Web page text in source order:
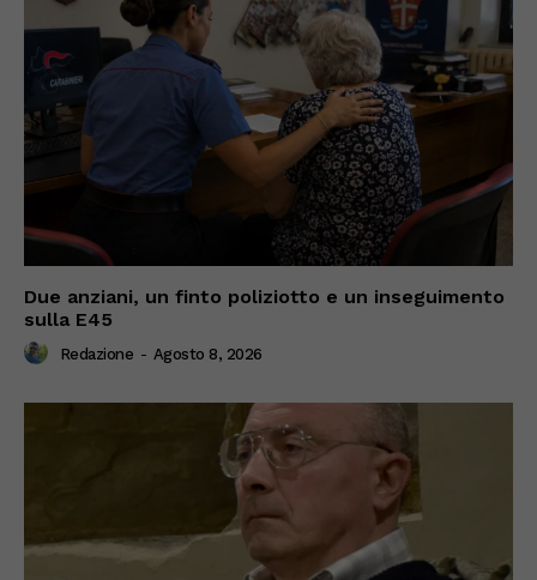
Due anziani, un finto poliziotto e un inseguimento
sulla E45
Redazione - Agosto 8, 2026